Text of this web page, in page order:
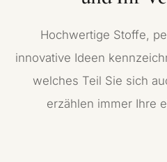
Hochwertige Stoffe,
innovative Ideen
welches Teil Sie sich
erzählen immer Ihre